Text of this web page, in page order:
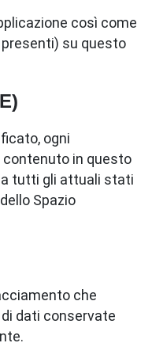
così come
su questo
ogni
contenuto in questo
tutti gli attuali stati
Spazio
che
dati conservate